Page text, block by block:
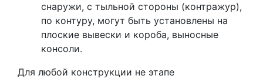
снаружи, с тыльной стороны (контражур),
по контуру, могут быть установлены на
плоские вывески и короба, выносные
консоли.
Для любой конструкции не этапе